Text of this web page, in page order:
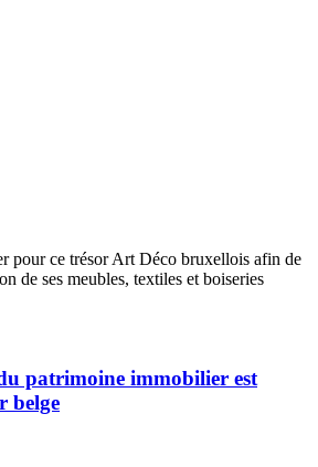
pour ce trésor Art Déco bruxellois afin de
de ses meubles, textiles et boiseries
patrimoine immobilier est
belge